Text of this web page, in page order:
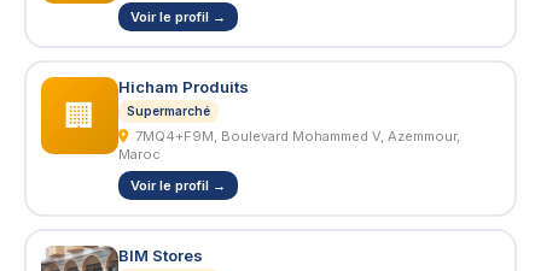
Voir le profil →
🏢
Hicham Produits
Supermarché
Maroc
Voir le profil →
BIM Stores